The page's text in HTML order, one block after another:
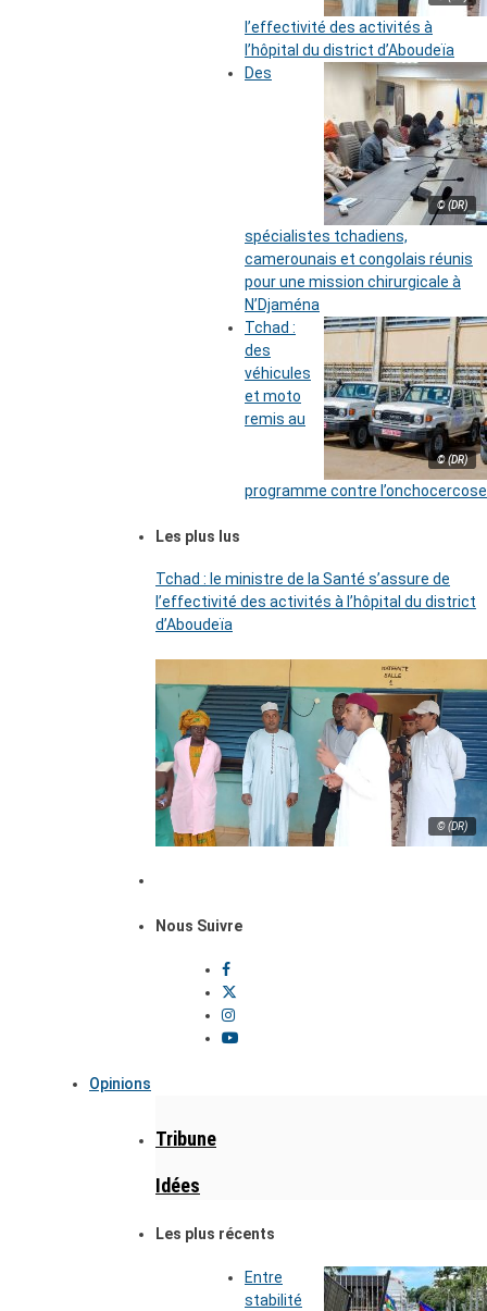
l’effectivité des activités à
l’hôpital du district d’Aboudeïa
© (DR)
Des
spécialistes tchadiens,
camerounais et congolais réunis
pour une mission chirurgicale à
N’Djaména
© (DR)
Tchad :
des
véhicules
et moto
remis au
programme contre l’onchocercose
Les plus lus
Tchad : le ministre de la Santé s’assure de
l’effectivité des activités à l’hôpital du district
d’Aboudeïa
© (DR)
Nous Suivre
Opinions
Tribune
Idées
Les plus récents
Entre
stabilité